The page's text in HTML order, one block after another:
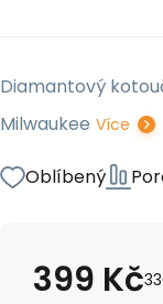
Diamantový
Milwaukee Více
Oblíbený
399 Kč